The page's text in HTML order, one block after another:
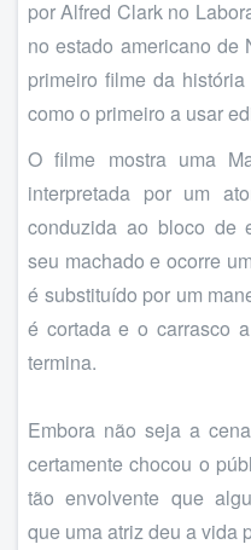
por Alfred Clark no
no estado americano de
primeiro filme da
como o primeiro a usar
O filme mostra uma
interpretada por um
conduzida ao bloco de
seu machado e ocorre
é substituído por um
é cortada e o carrasco
termina.
Embora não seja a
certamente chocou o
tão envolvente que
que uma atriz deu a vida